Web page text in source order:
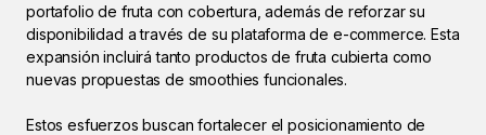
portafolio de fruta con cobertura, además de reforzar su
disponibilidad a través de su plataforma de e-commerce. Esta
expansión incluirá tanto productos de fruta cubierta como
nuevas propuestas de smoothies funcionales.
Estos esfuerzos buscan fortalecer el posicionamiento de